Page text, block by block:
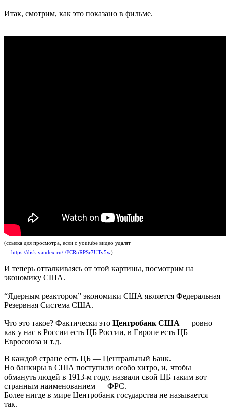
Итак, смотрим, как это показано в фильме.
(ссылка для просмотра, если с youtube видео удалят
— https://disk.yandex.ru/i/FCRuRPSr7UTy5w)
И теперь отталкиваясь от этой картины, посмотрим на
экономику США.
“Ядерным реактором” экономики США является Федеральная
Резервная Система США.
Что это такое? Фактически это Центробанк США — ровно
как у нас в России есть ЦБ России, в Европе есть ЦБ
Евросоюза и т.д.
В каждой стране есть ЦБ — Центральный Банк.
Но банкиры в США поступили особо хитро, и, чтобы
обмануть людей в 1913-м году, назвали свой ЦБ таким вот
странным наименованием — ФРС.
Более нигде в мире Центробанк государства не называется
так.